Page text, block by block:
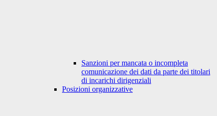
Sanzioni per mancata o incompleta
comunicazione dei dati da parte dei titolari
di incarichi dirigenziali
Posizioni organizzative